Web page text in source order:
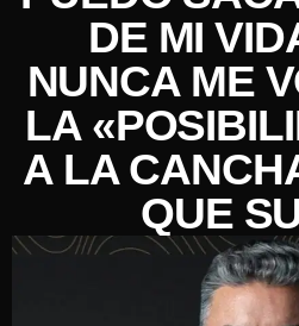
DE MI
NUNCA ME
LA
A LA
QUE